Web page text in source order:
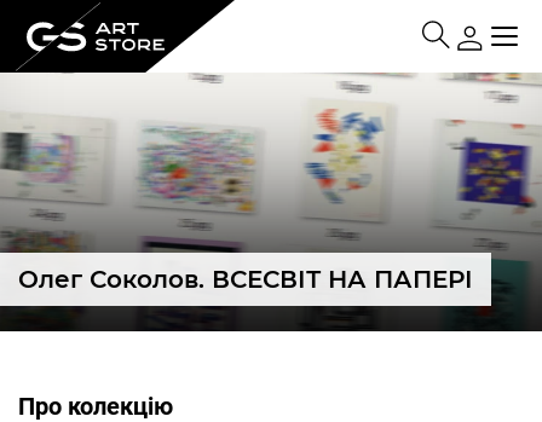
Олег Соколов. ВСЕСВІТ НА ПАПЕРІ
Про колекцію